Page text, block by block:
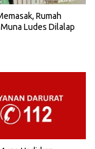
Rumah
Ludes Dilalap